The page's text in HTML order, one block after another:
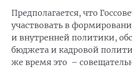
Предполагается, что
участвовать в
и внутренней политики,
бюджета и кадровой
же время это –